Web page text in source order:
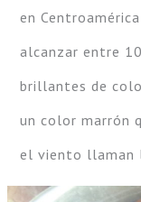
en
alcanzar entre
brillantes de
un color marrón
el viento llaman